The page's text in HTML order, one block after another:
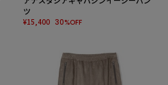
ツ
¥15,400 30%OFF